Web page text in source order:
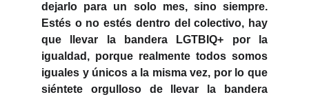
dejarlo para un solo mes, sino siempre.
Estés o no estés dentro del colectivo, hay
que llevar la bandera LGTBIQ+ por la
igualdad, porque realmente todos somos
iguales y únicos a la misma vez, por lo que
siéntete orgulloso de llevar la bandera